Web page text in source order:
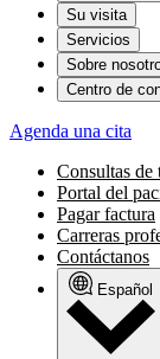
Su visita
Servicios
Sobre
Centro de
Agenda una cita
Consultas de
Portal del
Pagar factura
Carreras
Contáctanos
Español